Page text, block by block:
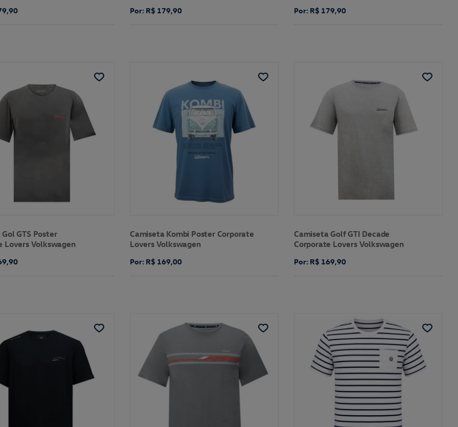
Por: R$ 179,90 Por: R$ 179,90
GTS Poster
Lovers Volkswagen
Camiseta Kombi Poster Corporate
Lovers Volkswagen
Por: R$ 169,00
Camiseta Golf GTI Decade
Corporate Lovers Volkswagen
Por: R$ 169,90